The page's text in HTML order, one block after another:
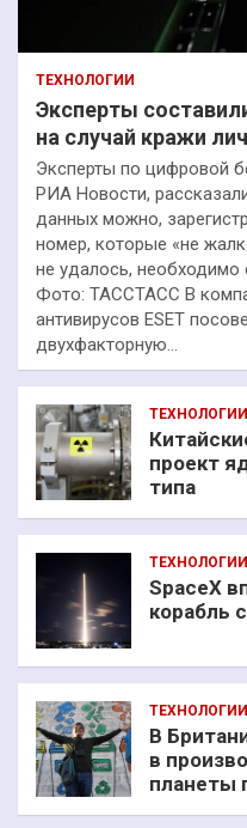
ТЕХНОЛОГИИ
Эксперты
на случай кражи
Эксперты по цифровой
РИА Новости,
данных можно,
номер, которые «не
не удалось, необходимо
Фото: ТАССТАСС В
антивирусов ESET
двухфакторную…
ТЕХНОЛОГИИ
проект
типа
ТЕХНОЛОГИИ
SpaceX
корабль
ТЕХНОЛОГИИ
В
в
планеты